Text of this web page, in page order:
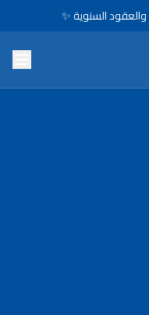
السنوية ✨